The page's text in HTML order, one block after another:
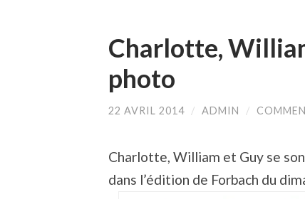
Charlotte,
photo
22 AVRIL 2014 / ADMIN /
Charlotte, William et Guy se
dans l’édition de Forbach du